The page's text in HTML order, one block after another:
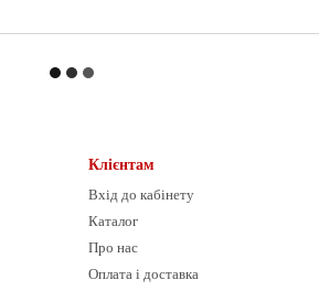
Клієнтам
Вхід до кабінету
Каталог
Про нас
Оплата і доставка